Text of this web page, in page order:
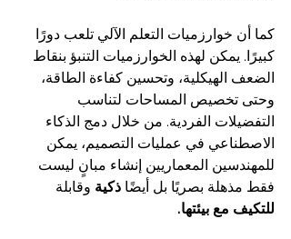
كما أن خوارزميات التعلم الآلي تلعب دورًا
كبيرًا. يمكن لهذه الخوارزميات التنبؤ بنقاط
الضعف الهيكلية، وتحسين كفاءة الطاقة،
وحتى تخصيص المساحات لتناسب
التفضيلات الفردية. من خلال دمج الذكاء
الاصطناعي في عمليات التصميم، يمكن
للمهندسين المعماريين إنشاء مبانٍ ليست
فقط مذهلة بصريًا بل أيضًا ذكية وقابلة
للتكيف مع بيئتها.